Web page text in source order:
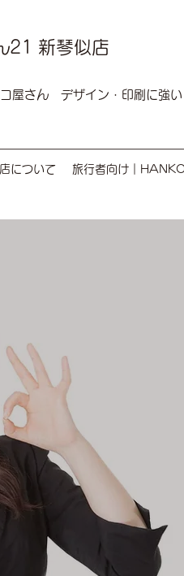
21 新琴似店
コ屋さん デザイン・印刷に強
について 旅行者向け｜